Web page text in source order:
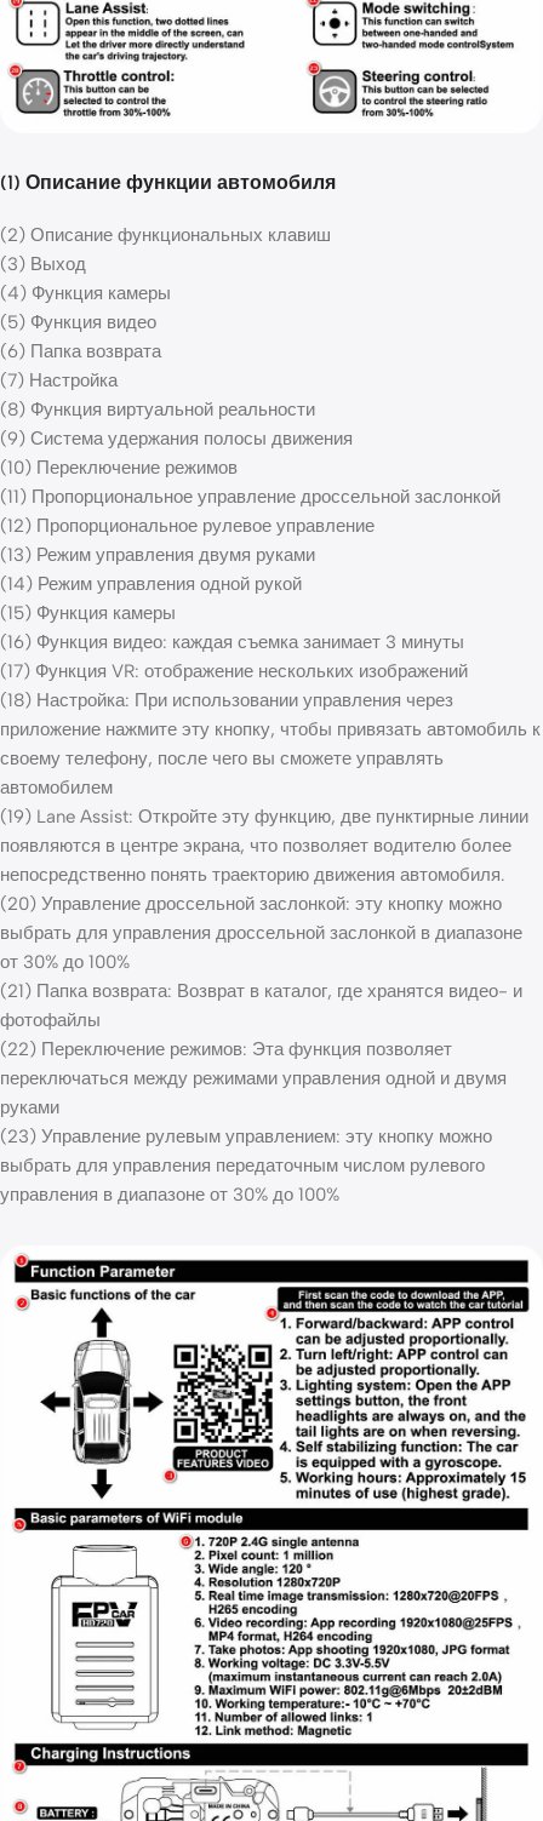
(1) Описание функции автомобиля
(2) Описание функциональных клавиш
(3) Выход
(4) Функция камеры
(5) Функция видео
(6) Папка возврата
(7) Настройка
(8) Функция виртуальной реальности
(9) Система удержания полосы движения
(10) Переключение режимов
(11) Пропорциональное управление дроссельной заслонкой
(12) Пропорциональное рулевое управление
(13) Режим управления двумя руками
(14) Режим управления одной рукой
(15) Функция камеры
(16) Функция видео: каждая съемка занимает 3 минуты
(17) Функция VR: отображение нескольких изображений
(18) Настройка: При использовании управления через
приложение нажмите эту кнопку, чтобы привязать автомобиль к
своему телефону, после чего вы сможете управлять
автомобилем
(19) Lane Assist: Откройте эту функцию, две пунктирные линии
появляются в центре экрана, что позволяет водителю более
непосредственно понять траекторию движения автомобиля.
(20) Управление дроссельной заслонкой: эту кнопку можно
выбрать для управления дроссельной заслонкой в диапазоне
от 30% до 100%
(21) Папка возврата: Возврат в каталог, где хранятся видео- и
фотофайлы
(22) Переключение режимов: Эта функция позволяет
переключаться между режимами управления одной и двумя
руками
(23) Управление рулевым управлением: эту кнопку можно
выбрать для управления передаточным числом рулевого
управления в диапазоне от 30% до 100%